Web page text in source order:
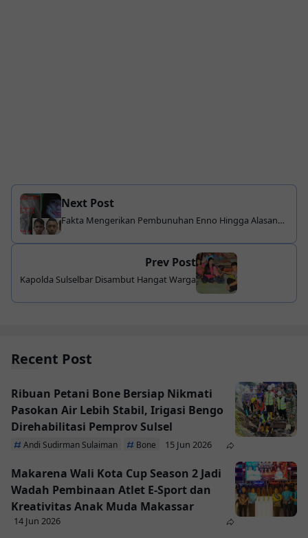
Next Post
Fakta Mengerikan Pembunuhan Enno Hingga Alasan
Prev Post
Kapolda Sulselbar Disambut Hangat Warga
Recent Post
Ribuan Petani Bone Bersiap Nikmati
Pasokan Air Lebih Stabil, Irigasi Bengo
Direhabilitasi Pemprov Sulsel
Andi Sudirman Sulaiman Bone 15 Jun 2026
Makarena Wali Kota Cup Season 2 Jadi
Wadah Pembinaan Atlet E-Sport dan
Kreativitas Anak Muda Makassar
14 Jun 2026